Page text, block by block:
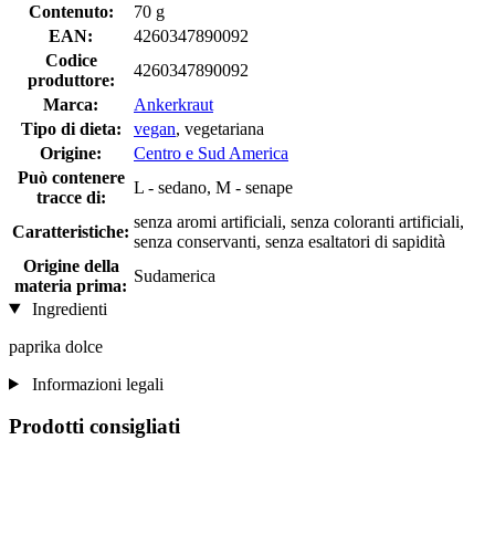
Contenuto:
70 g
EAN:
4260347890092
Codice
produttore:
4260347890092
Marca:
Ankerkraut
Tipo di dieta:
vegan, vegetariana
Origine:
Centro e Sud America
Può contenere
tracce di:
L - sedano, M - senape
Caratteristiche:
senza aromi artificiali, senza coloranti artificiali,
senza conservanti, senza esaltatori di sapidità
Origine della
materia prima:
Sudamerica
Ingredienti
paprika dolce
Informazioni legali
Prodotti consigliati